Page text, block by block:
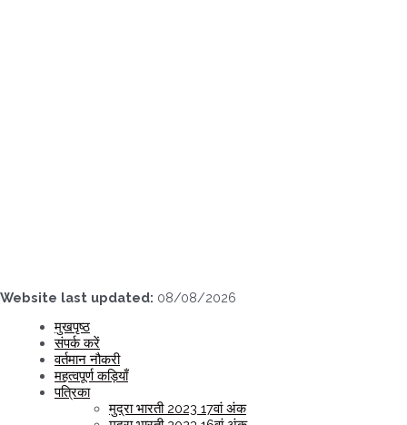
Website last updated: 08/08/2026
मुखपृष्ठ
संपर्क करें
वर्तमान नौकरी
महत्वपूर्ण कड़ियाँ
पत्रिका
मुद्रा भारती 2023 17वां अंक